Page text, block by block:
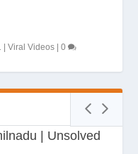
|Viral Videos |0